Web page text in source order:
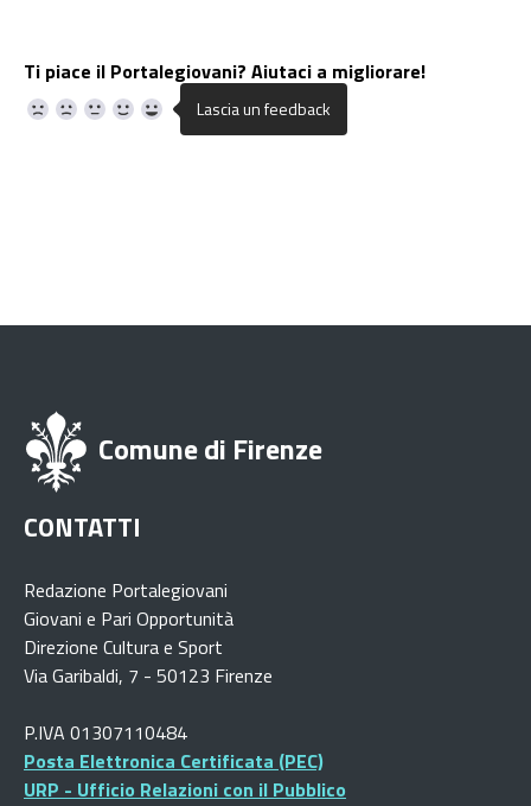
Ti piace il Portalegiovani? Aiutaci a migliorare!
Comune di Firenze
CONTATTI
Redazione Portalegiovani
Giovani e Pari Opportunità
Direzione Cultura e Sport
Via Garibaldi, 7 - 50123 Firenze
P.IVA 01307110484
Posta Elettronica Certificata (PEC)
URP - Ufficio Relazioni con il Pubblico